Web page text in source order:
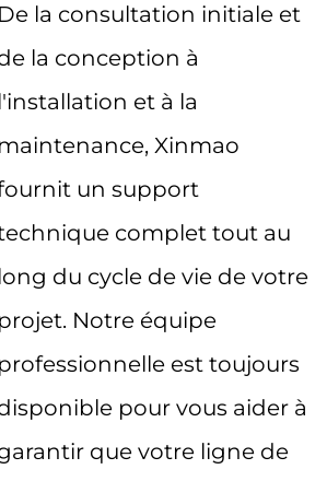
De la consultation initiale et
la conception à
l'installation et à la
maintenance, Xinmao
un support
complet tout au
long du cycle de vie de votre
projet. Notre équipe
professionnelle est toujours
pour vous aider à
que votre ligne de